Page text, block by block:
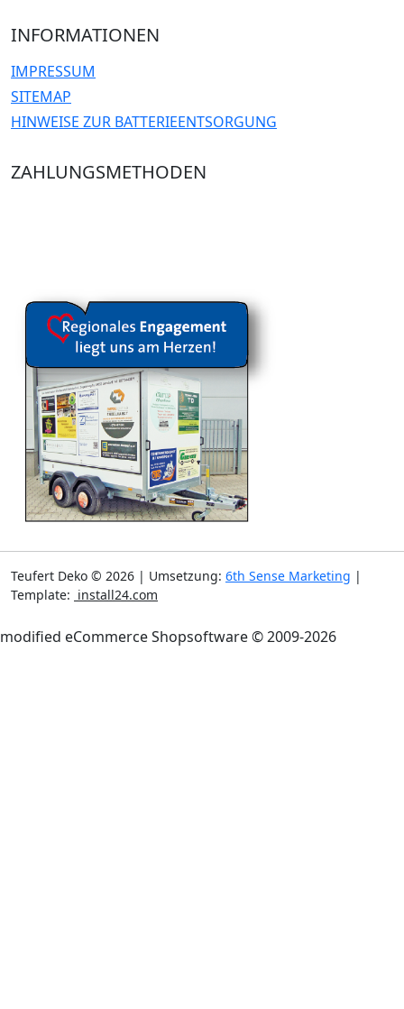
INFORMATIONEN
IMPRESSUM
SITEMAP
HINWEISE ZUR BATTERIEENTSORGUNG
ZAHLUNGSMETHODEN
Teufert Deko © 2026 | Umsetzung: 6th Sense Marketing |
Template: install24.com
modified eCommerce Shopsoftware © 2009-2026